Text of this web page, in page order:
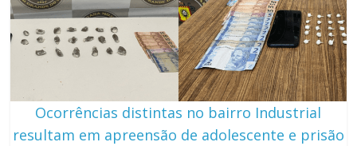
Ocorrências distintas no bairro Industrial
resultam em apreensão de adolescente e prisão